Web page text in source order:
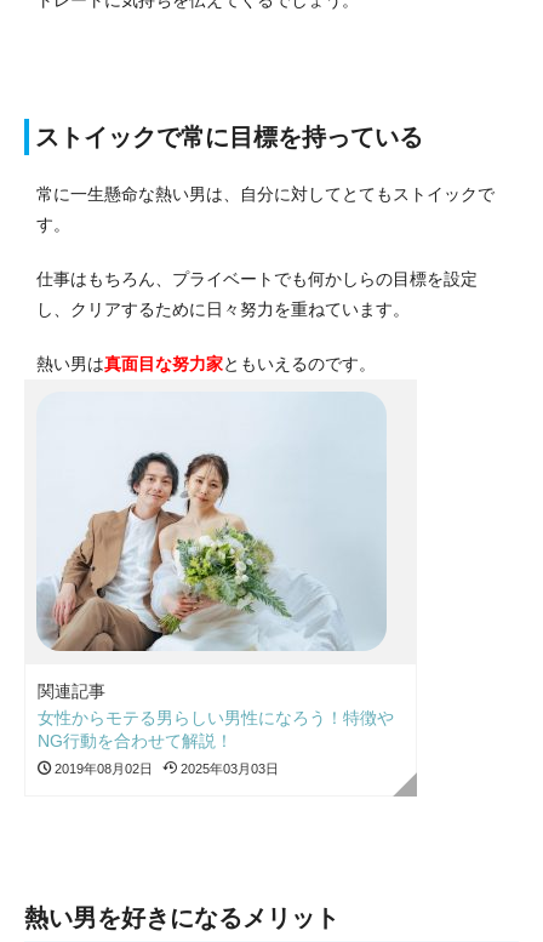
ストイックで常に目標を持っている
常に一生懸命な熱い男は、自分に対してとてもストイックで
す。
仕事はもちろん、プライベートでも何かしらの目標を設定
し、クリアするために日々努力を重ねています。
熱い男は真面目な努力家ともいえるのです。
関連記事
女性からモテる男らしい男性になろう！特徴や
NG行動を合わせて解説！
2019年08月02日 2025年03月03日
熱い男を好きになるメリット